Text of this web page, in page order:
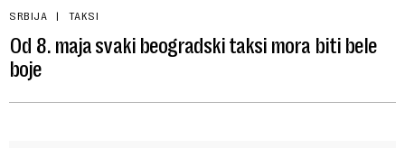
SRBIJA TAKSI
Od 8. maja svaki beogradski taksi mora biti bele
boje